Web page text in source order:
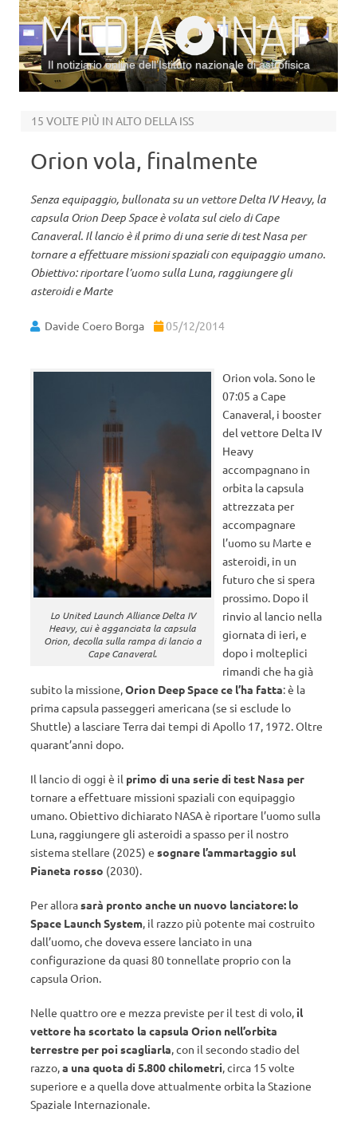
Il notiziario online dell’Istituto nazionale di astrofisica
15 VOLTE PIÙ IN ALTO DELLA ISS
Orion vola, finalmente
Senza equipaggio, bullonata su un vettore Delta IV Heavy, la
capsula Orion Deep Space è volata sul cielo di Cape
Canaveral. Il lancio è il primo di una serie di test Nasa per
tornare a effettuare missioni spaziali con equipaggio umano.
Obiettivo: riportare l’uomo sulla Luna, raggiungere gli
asteroidi e Marte
Davide Coero Borga 05/12/2014
Lo United Launch Alliance Delta IV
Heavy, cui è agganciata la capsula
Orion, decolla sulla rampa di lancio a
Cape Canaveral.
Orion vola. Sono le
07:05 a Cape
Canaveral, i booster
del vettore Delta IV
Heavy
accompagnano in
orbita la capsula
attrezzata per
accompagnare
l’uomo su Marte e
asteroidi, in un
futuro che si spera
prossimo. Dopo il
rinvio al lancio nella
giornata di ieri, e
dopo i molteplici
rimandi che ha già
subito la missione,Orion Deep Space ce l’ha fatta: è la
prima capsula passeggeri americana (se si esclude lo
Shuttle) a lasciare Terra dai tempi di Apollo 17, 1972. Oltre
quarant’anni dopo.
Il lancio di oggi è il primo di una serie di test Nasa per
tornare a effettuare missioni spaziali con equipaggio
umano. Obiettivo dichiarato NASA è riportare l’uomo sulla
Luna, raggiungere gli asteroidi a spasso per il nostro
sistema stellare (2025) e sognare l’ammartaggio sul
Pianeta rosso (2030).
Per allorasarà pronto anche un nuovo lanciatore: lo
Space Launch System, il razzo più potente mai costruito
dall’uomo, che doveva essere lanciato in una
configurazione da quasi 80 tonnellate proprio con la
capsula Orion.
Nelle quattro ore e mezza previste per il test di volo, il
vettore ha scortato la capsula Orion nell’orbita
terrestre per poi scagliarla, con il secondo stadio del
razzo,a una quota di 5.800 chilometri, circa 15 volte
superiore e a quella dove attualmente orbita la Stazione
Spaziale Internazionale.